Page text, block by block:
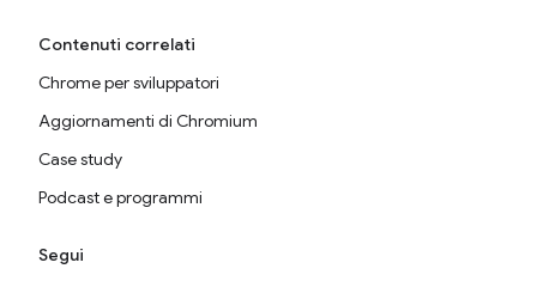
Contenuti correlati
Chrome per sviluppatori
Aggiornamenti di Chromium
Case study
Podcast e programmi
Segui